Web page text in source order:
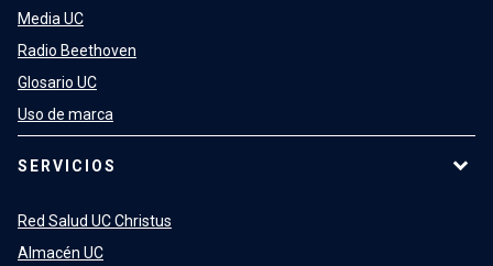
Media UC
Radio Beethoven
Glosario UC
Uso de marca
SERVICIOS
Red Salud UC Christus
Almacén UC